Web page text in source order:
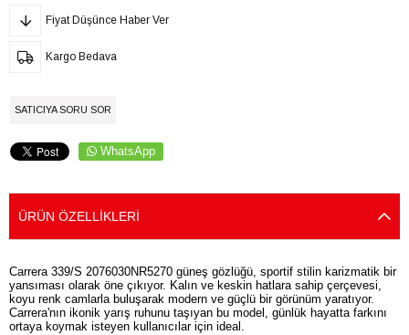
Fiyat Düşünce Haber Ver
Kargo Bedava
SATICIYA SORU SOR
WhatsApp
ÜRÜN ÖZELLIKLERI
Carrera 339/S 2076030NR5270 güneş gözlüğü, sportif stilin karizmatik bir
yansıması olarak öne çıkıyor. Kalın ve keskin hatlara sahip çerçevesi,
koyu renk camlarla buluşarak modern ve güçlü bir görünüm yaratıyor.
Carrera'nın ikonik yarış ruhunu taşıyan bu model, günlük hayatta farkını
ortaya koymak isteyen kullanıcılar için ideal.